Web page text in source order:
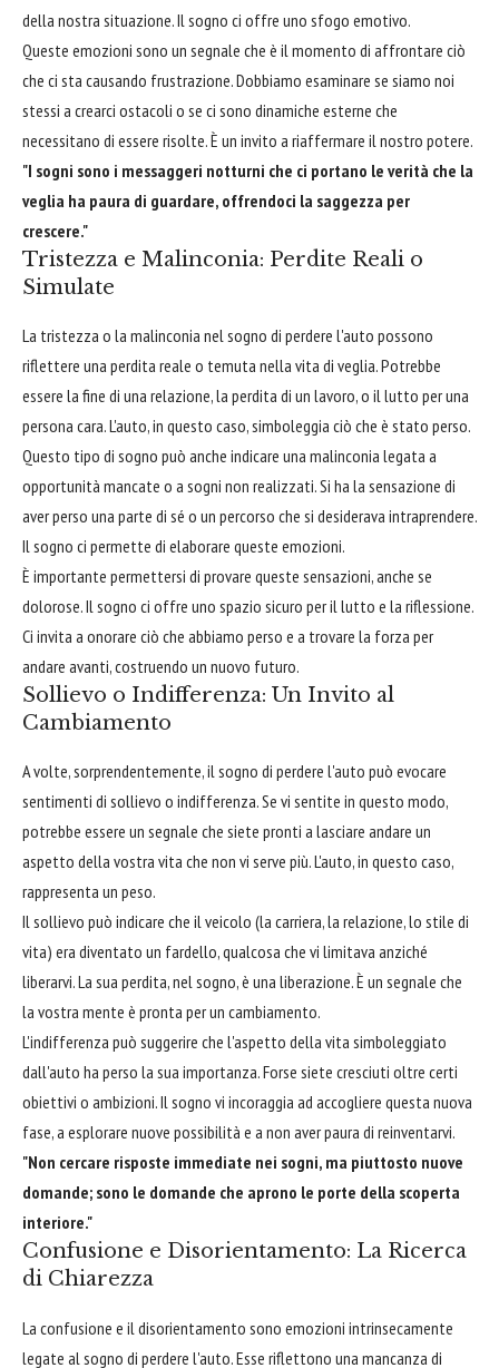
della nostra situazione. Il sogno ci offre uno sfogo emotivo.
Queste emozioni sono un segnale che è il momento di affrontare ciò
che ci sta causando frustrazione. Dobbiamo esaminare se siamo noi
stessi a crearci ostacoli o se ci sono dinamiche esterne che
necessitano di essere risolte. È un invito a riaffermare il nostro potere.
"I sogni sono i messaggeri notturni che ci portano le verità che la
veglia ha paura di guardare, offrendoci la saggezza per
crescere."
Tristezza e Malinconia: Perdite Reali o
Simulate
La tristezza o la malinconia nel sogno di perdere l'auto possono
riflettere una perdita reale o temuta nella vita di veglia. Potrebbe
essere la fine di una relazione, la perdita di un lavoro, o il lutto per una
persona cara. L'auto, in questo caso, simboleggia ciò che è stato perso.
Questo tipo di sogno può anche indicare una malinconia legata a
opportunità mancate o a sogni non realizzati. Si ha la sensazione di
aver perso una parte di sé o un percorso che si desiderava intraprendere.
Il sogno ci permette di elaborare queste emozioni.
È importante permettersi di provare queste sensazioni, anche se
dolorose. Il sogno ci offre uno spazio sicuro per il lutto e la riflessione.
Ci invita a onorare ciò che abbiamo perso e a trovare la forza per
andare avanti, costruendo un nuovo futuro.
Sollievo o Indifferenza: Un Invito al
Cambiamento
A volte, sorprendentemente, il sogno di perdere l'auto può evocare
sentimenti di sollievo o indifferenza. Se vi sentite in questo modo,
potrebbe essere un segnale che siete pronti a lasciare andare un
aspetto della vostra vita che non vi serve più. L'auto, in questo caso,
rappresenta un peso.
Il sollievo può indicare che il veicolo (la carriera, la relazione, lo stile di
vita) era diventato un fardello, qualcosa che vi limitava anziché
liberarvi. La sua perdita, nel sogno, è una liberazione. È un segnale che
la vostra mente è pronta per un cambiamento.
L'indifferenza può suggerire che l'aspetto della vita simboleggiato
dall'auto ha perso la sua importanza. Forse siete cresciuti oltre certi
obiettivi o ambizioni. Il sogno vi incoraggia ad accogliere questa nuova
fase, a esplorare nuove possibilità e a non aver paura di reinventarvi.
"Non cercare risposte immediate nei sogni, ma piuttosto nuove
domande; sono le domande che aprono le porte della scoperta
interiore."
Confusione e Disorientamento: La Ricerca
di Chiarezza
La confusione e il disorientamento sono emozioni intrinsecamente
legate al sogno di perdere l'auto. Esse riflettono una mancanza di